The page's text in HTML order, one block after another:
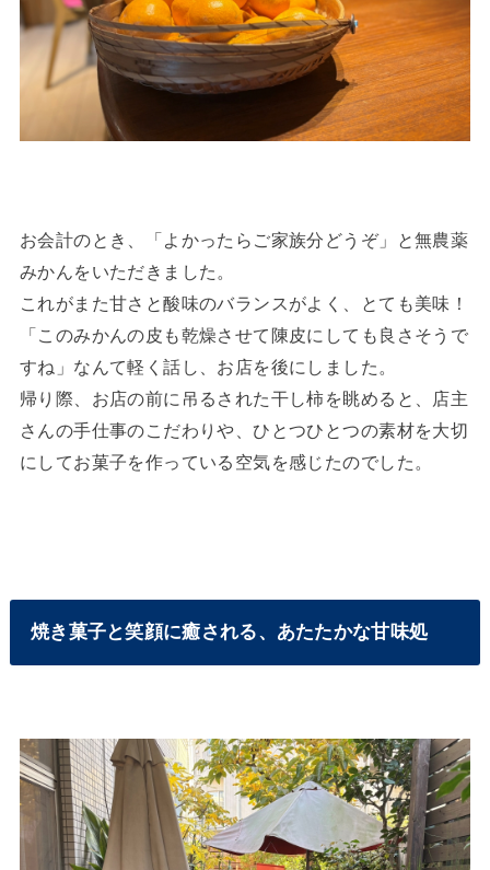
お会計のとき、「よかったらご家族分どうぞ」と無農薬
みかんをいただきました。
これがまた甘さと酸味のバランスがよく、とても美味！
「このみかんの皮も乾燥させて陳皮にしても良さそうで
すね」なんて軽く話し、お店を後にしました。
帰り際、お店の前に吊るされた干し柿を眺めると、店主
さんの手仕事のこだわりや、ひとつひとつの素材を大切
にしてお菓子を作っている空気を感じたのでした。
焼き菓子と笑顔に癒される、あたたかな甘味処